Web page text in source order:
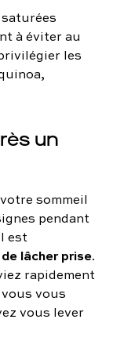
à éviter au
les
un
sommeil
pendant
est
lâcher prise.
rapidement
vous
vous lever